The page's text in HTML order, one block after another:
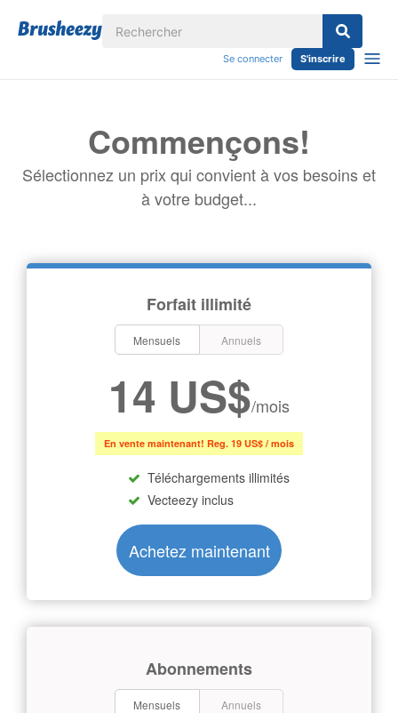
Se connecter S'inscrire
Commençons!
Sélectionnez un prix qui convient à vos besoins et
à votre budget...
Forfait illimité
Mensuels Annuels
14 US$/mois
En vente maintenant! Reg. 19 US$ / mois
Téléchargements illimités
Vecteezy inclus
Achetez maintenant
Abonnements
Mensuels Annuels